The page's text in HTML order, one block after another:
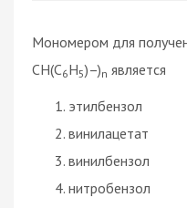
Мономером для
СН(С6Н5)–)n является
этилбензол
винилацетат
винилбензол
нитробензол